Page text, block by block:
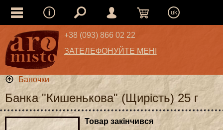
uk
+38 (093) 866 02 22
ЗАТЕЛЕФОНУЙТЕ МЕНІ
Баночки
Банка "Кишенькова" (Щирість) 25 г
Товар закінчився